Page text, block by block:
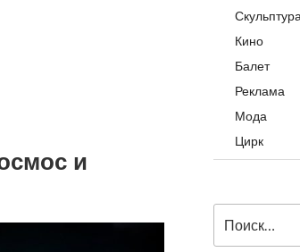
и
Кино
Балет
Реклама
Мода
Цирк